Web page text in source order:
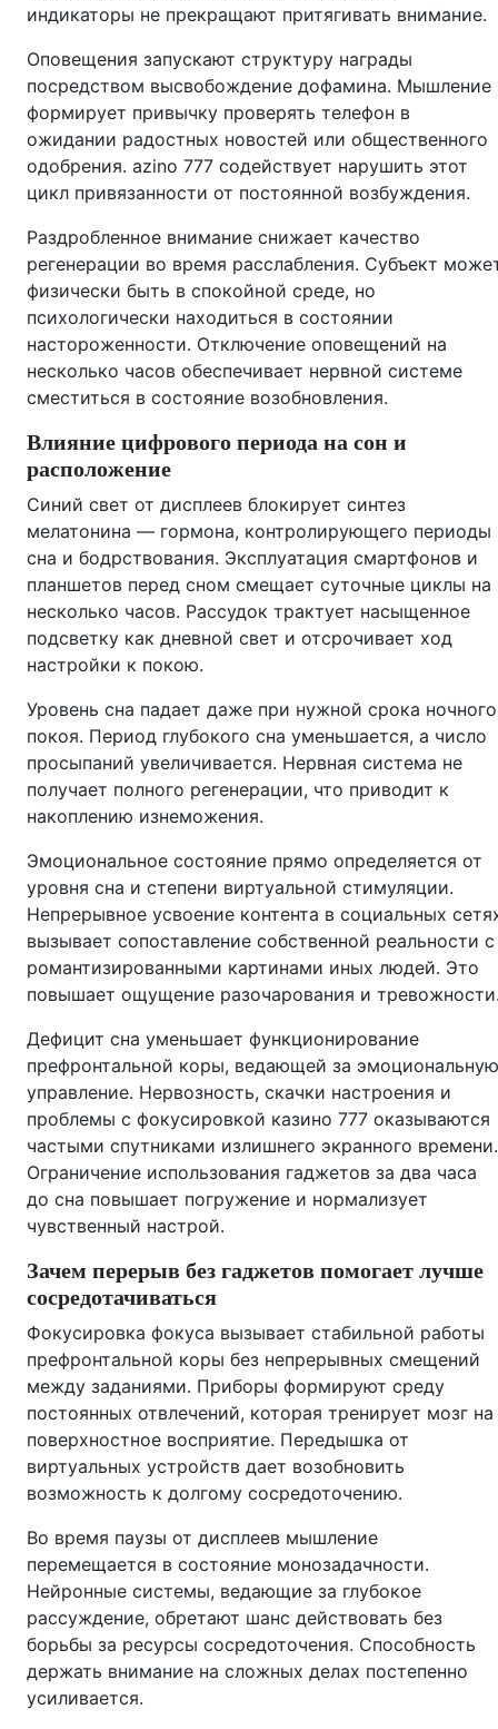
индикаторы не прекращают притягивать внимание.
Оповещения запускают структуру награды
посредством высвобождение дофамина. Мышление
формирует привычку проверять телефон в
ожидании радостных новостей или общественного
одобрения. azino 777 содействует нарушить этот
цикл привязанности от постоянной возбуждения.
Раздробленное внимание снижает качество
регенерации во время расслабления. Субъект
физически быть в спокойной среде, но
психологически находиться в состоянии
настороженности. Отключение оповещений на
несколько часов обеспечивает нервной системе
сместиться в состояние возобновления.
Влияние цифрового периода на сон и
расположение
Синий свет от дисплеев блокирует синтез
мелатонина — гормона, контролирующего периоды
сна и бодрствования. Эксплуатация смартфонов и
планшетов перед сном смещает суточные циклы на
несколько часов. Рассудок трактует насыщенное
подсветку как дневной свет и отсрочивает ход
настройки к покою.
Уровень сна падает даже при нужной срока ночного
покоя. Период глубокого сна уменьшается, а число
просыпаний увеличивается. Нервная система не
получает полного регенерации, что приводит к
накоплению изнеможения.
Эмоциональное состояние прямо определяется от
уровня сна и степени виртуальной стимуляции.
Непрерывное усвоение контента в социальных
вызывает сопоставление собственной реальности с
романтизированными картинами иных людей. Это
повышает ощущение разочарования и
Дефицит сна уменьшает функционирование
префронтальной коры, ведающей за эмоциональную
управление. Нервозность, скачки настроения и
проблемы с фокусировкой казино 777 оказываются
частыми спутниками излишнего экранного времени.
Ограничение использования гаджетов за два часа
до сна повышает погружение и нормализует
чувственный настрой.
Зачем перерыв без гаджетов помогает лучше
сосредотачиваться
Фокусировка фокуса вызывает стабильной работы
префронтальной коры без непрерывных смещений
между заданиями. Приборы формируют среду
постоянных отвлечений, которая тренирует мозг на
поверхностное восприятие. Передышка от
виртуальных устройств дает возобновить
возможность к долгому сосредоточению.
Во время паузы от дисплеев мышление
перемещается в состояние монозадачности.
Нейронные системы, ведающие за глубокое
рассуждение, обретают шанс действовать без
борьбы за ресурсы сосредоточения. Способность
держать внимание на сложных делах постепенно
усиливается.